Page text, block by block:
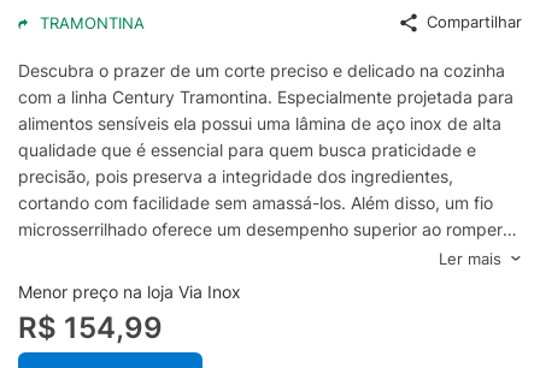
TRAMONTINA Compartilhar
Descubra o prazer de um corte preciso e delicado na cozinha
com a linha Century Tramontina. Especialmente projetada para
alimentos sensíveis ela possui uma lâmina de aço inox de alta
qualidade que é essencial para quem busca praticidade e
precisão, pois preserva a integridade dos ingredientes,
cortando com facilidade sem amassá-los. Além disso, um fio
microsserrilhado oferece um desempenho superior ao romper
superfícies mais delicadas, como a pele de um tomate,
garantindo cortes impecáveis. Com um cabo ergonômico em
materiais resistentes, como policarbonato reforçado com fibra
de vidro, você obtém um manuseio seguro e confortável, que
proporciona um equilíbrio perfeito durante o uso. Para
Ler mais
Menor preço na loja Via Inox
R$ 154,99